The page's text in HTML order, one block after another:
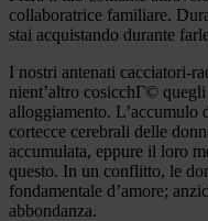
collaboratrice familiare.
stai acquistando durante
I nostri antenati cacciatori-
nient’altro cosicchГ©
alloggiamento. L’accumulo
cortecce cerebrali delle
accumulata, eppure il loro
questo. In un conflitto, le
fondamentale d’amore;
abbondanza.